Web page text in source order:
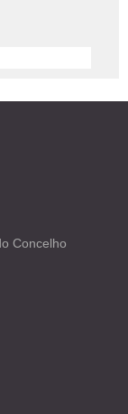
Concelho